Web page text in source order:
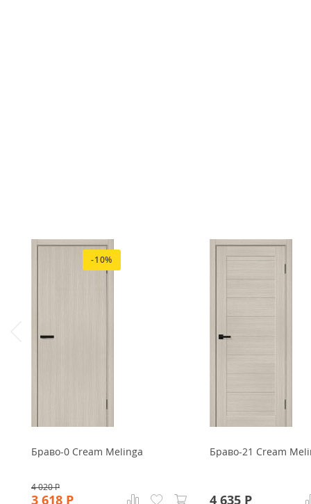
-10%
Браво-0 Cream Melinga
4 020Р
3 618 Р
Браво-21 Cream
4 635Р